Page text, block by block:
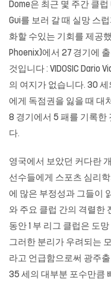
Dome은 최근 몇 주간 클
Gui를 보러 갈 때 실망 스
화할 수있는 기회를 제공
Phoenix)에서 27 경기에 출
것입니다 : VIDOSIC Dario
의 여지가 없습니다. 30
에게 독점권을 잃을 때 대
8 경기에서 5 패를 기록한
다.
영국에서 보았던 커다란
선수들에게 스포츠 심리
에 많은 부정성과 그들이
와 주요 클럽 간의 격렬한
동안 1 부 리그 클럽은 도
그러한 분리가 우려되는
라고 언급함으로써 광주
35 세의 대부분 포수만큼